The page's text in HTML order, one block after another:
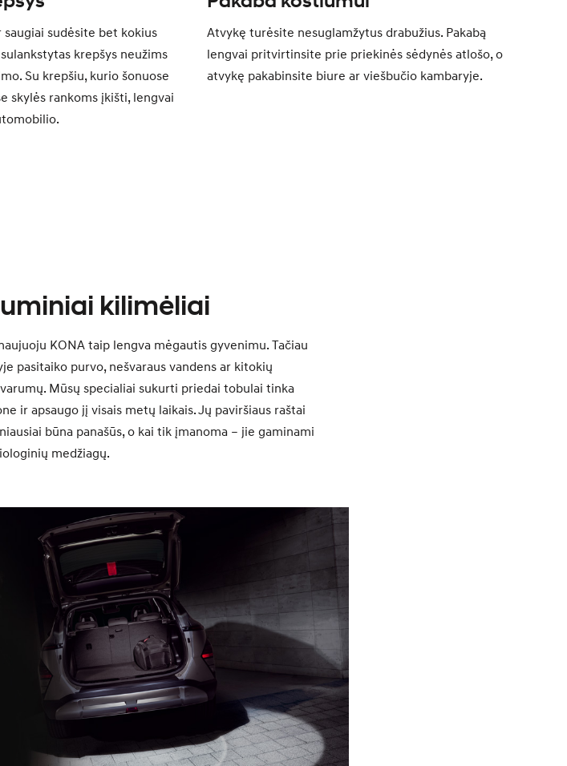
sudėsite bet kokius
krepšys neužims
Su krepšiu, kurio šonuose
skylės rankoms įkišti, lengvai
Atvykę turėsite nesuglamžytus drabužius. Pakabą
lengvai pritvirtinsite prie priekinės sėdynės atlošo, o
atvykę pakabinsite biure ar viešbučio kambaryje.
kilimėliai
KONA taip lengva mėgautis gyvenimu. Tačiau
pasitaiko purvo, nešvaraus vandens ar kitokių
Mūsų specialiai sukurti priedai tobulai tinka
ir apsaugo jį visais metų laikais. Jų paviršiaus raštai
būna panašūs, o kai tik įmanoma – jie gaminami
medžiagų.